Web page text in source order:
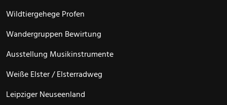
Wildtiergehege Profen
Wandergruppen Bewirtung
Ausstellung Musikinstrumente
Weiße Elster / Elsterradweg
Leipziger Neuseenland